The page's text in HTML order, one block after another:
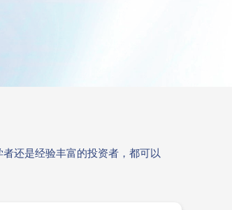
还是经验丰富的投资者，都可以